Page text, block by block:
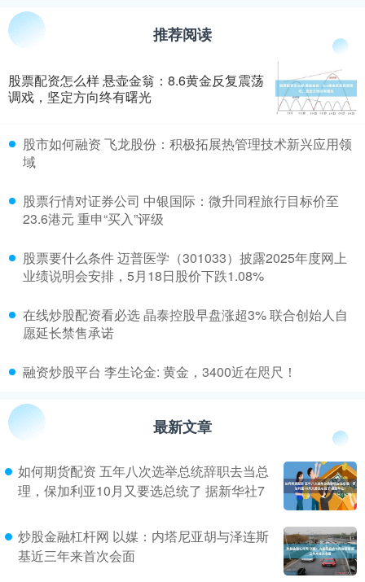
推荐阅读
股票配资怎么样 悬壶金翁：8.6黄金反复震荡
调戏，坚定方向终有曙光
​股市如何融资 飞龙股份：积极拓展热管理技术新兴应用领
域
​股票行情对证券公司 中银国际：微升同程旅行目标价至
23.6港元 重申“买入”评级
​股票要什么条件 迈普医学（301033）披露2025年度网上
业绩说明会安排，5月18日股价下跌1.08%
​在线炒股配资看必选 晶泰控股早盘涨超3% 联合创始人自
愿延长禁售承诺
​融资炒股平台 李生论金: 黄金，3400近在咫尺！
最新文章
如何期货配资 五年八次选举总统辞职去当总
理，保加利亚10月又要选总统了 据新华社7
炒股金融杠杆网 以媒：内塔尼亚胡与泽连斯
基近三年来首次会面